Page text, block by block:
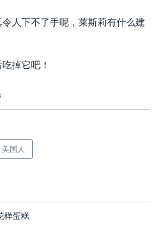
人下不了手呢，莱斯莉有什么建
掉它吧！
国人
样蛋糕